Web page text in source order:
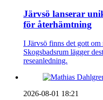
Järvsö lanserar
för återhämtning
I Järvsö finns det gott
Skogsbadsrum lägger
reseanledning.
2026-08-01 18:21